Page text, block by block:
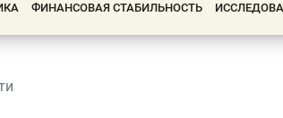
ФИНАНСОВАЯ СТАБИЛЬНОСТЬ